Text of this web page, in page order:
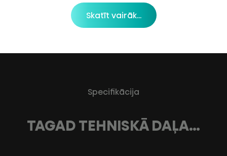
Skatīt vairāk...
Specifikācija
TAGAD TEHNISKĀ DAĻA…